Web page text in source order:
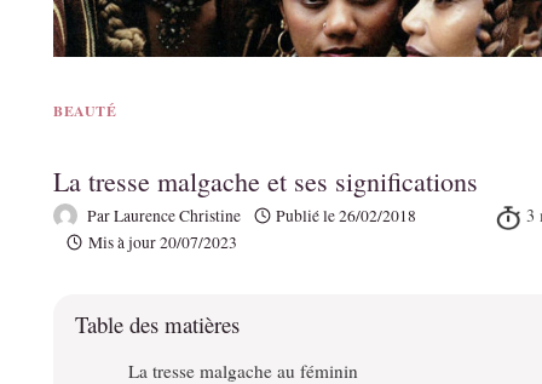
BEAUTÉ
La tresse malgache et ses significations
ParLaurence Christine Publié le26/02/2018
Mis à jour20/07/2023
Table des matières
La tresse malgache au féminin